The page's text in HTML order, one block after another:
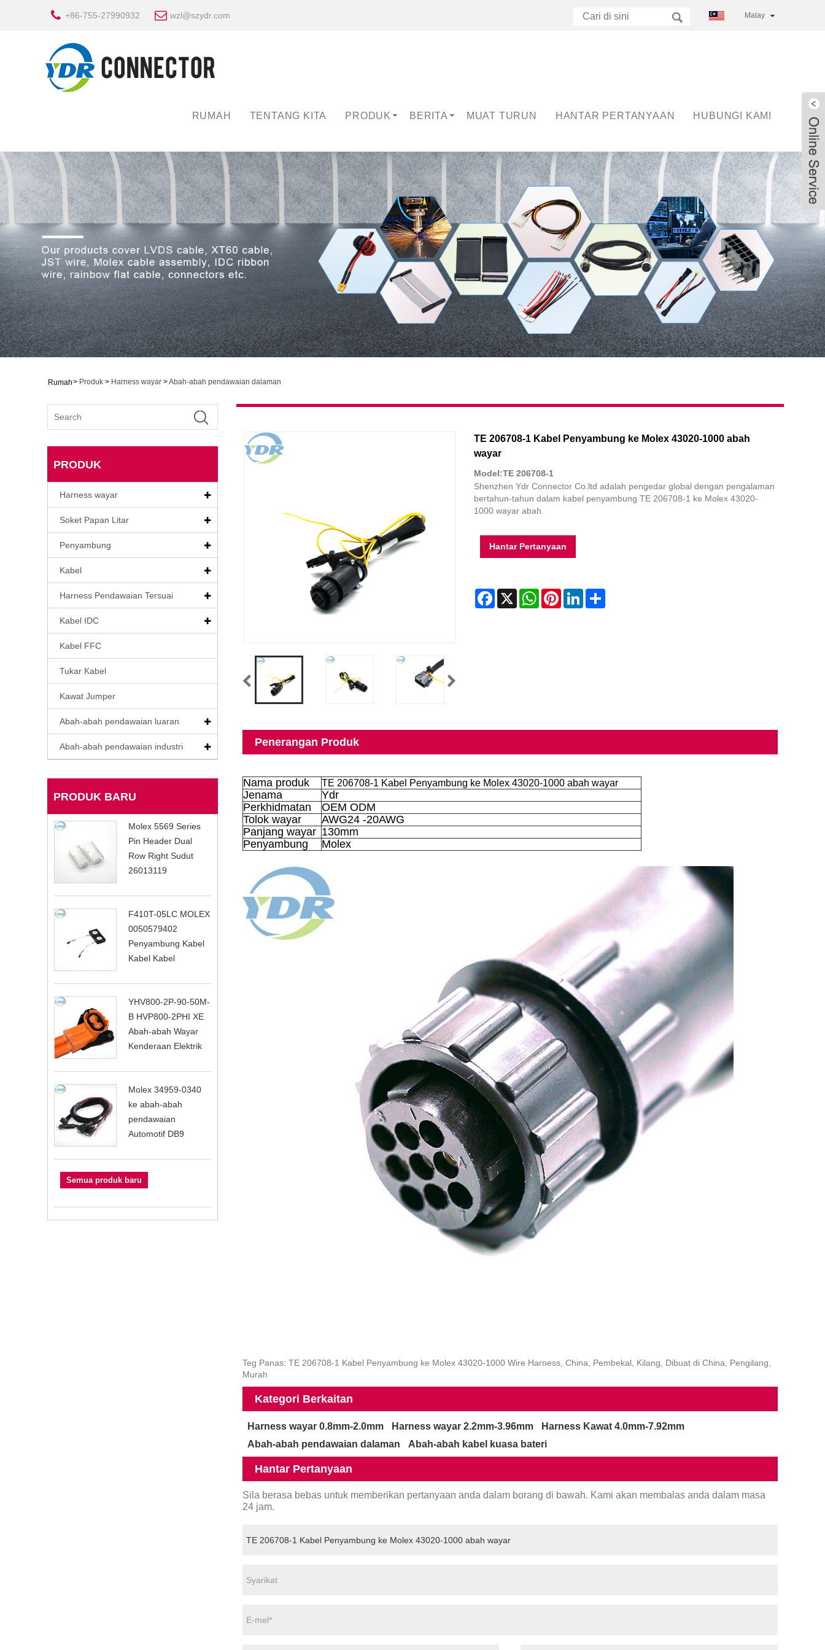
+86-755-27990932 wzl@szydr.com Malay
RUMAH TENTANG KITA PRODUK BERITA MUAT TURUN HANTAR PERTANYAAN HUBUNGI KAMI
Rumah> Produk > Harness wayar >Abah-abah pendawaian dalaman
PRODUK
Harness wayar
Soket Papan Litar
Penyambung
Kabel
Harness Pendawaian Tersuai
Kabel IDC
Kabel FFC
Tukar Kabel
Kawat Jumper
Abah-abah pendawaian luaran
Abah-abah pendawaian industri
PRODUK BARU
Molex 5569 Series
Pin Header Dual
Row Right Sudut
26013119
F410T-05LC MOLEX
0050579402
Penyambung Kabel
Kabel Kabel
YHV800-2P-90-50M-
B HVP800-2PHI XE
Abah-abah Wayar
Kenderaan Elektrik
Molex 34959-0340
ke abah-abah
pendawaian
Automotif DB9
Semua produk baru
TE 206708-1 Kabel Penyambung ke Molex 43020-1000 abah
wayar
Model:TE 206708-1
Shenzhen Ydr Connector Co.ltd adalah pengedar global dengan pengalaman
bertahun-tahun dalam kabel penyambung TE 206708-1 ke Molex 43020-
1000 wayar abah.
Hantar Pertanyaan
Facebook
X WhatsAppPinterestLinkedInShare
Penerangan Produk
Nama produk TE 206708-1 Kabel Penyambung ke Molex 43020-1000 abah wayar
Jenama
Ydr
Perkhidmatan
OEM ODM
Tolok wayar
AWG24 -20AWG
Panjang wayar 130mm
Penyambung
Molex
Teg Panas: TE 206708-1 Kabel Penyambung ke Molex 43020-1000 Wire Harness, China, Pembekal, Kilang, Dibuat di China, Pengilang,
Murah
Kategori Berkaitan
Harness wayar 0.8mm-2.0mm Harness wayar 2.2mm-3.96mm
Harness Kawat 4.0mm-7.92mm
Abah-abah pendawaian dalaman
Abah-abah kabel kuasa bateri
Hantar Pertanyaan
Sila berasa bebas untuk memberikan pertanyaan anda dalam borang di bawah. Kami akan membalas anda dalam masa
24 jam.